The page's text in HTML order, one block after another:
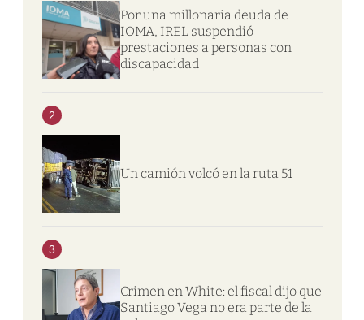
Por una millonaria deuda de
IOMA, IREL suspendió
prestaciones a personas con
discapacidad
2
Un camión volcó en la ruta 51
3
Crimen en White: el fiscal dijo que
Santiago Vega no era parte de la